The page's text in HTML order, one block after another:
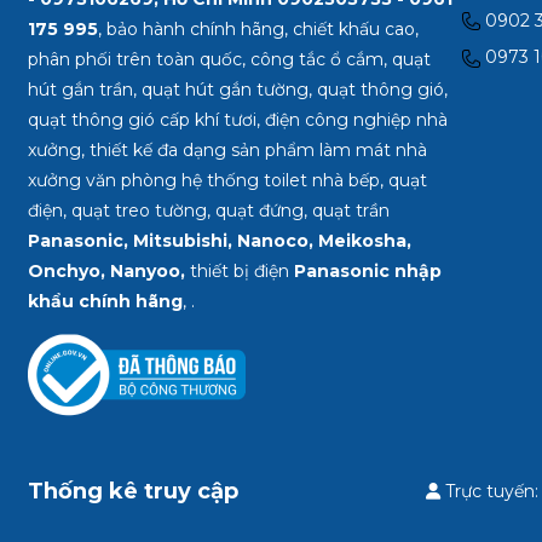
175 995, bảo hành chính hãng, chiết khấu cao,
phân phối trên toàn quốc, công tắc ổ cắm, quạt
hút gắn trần, quạt hút gắn tường, quạt thông gió,
quạt thông gió cấp khí tươi, điện công nghiệp nhà
xưởng, thiết kế đa dạng sản phẩm làm mát nhà
xưởng văn phòng hệ thống toilet nhà bếp, quạt
điện, quạt treo tường, quạt đứng, quạt trần
Panasonic, Mitsubishi, Nanoco, Meikosha,
Onchyo, Nanyoo,thiết bị điện Panasonic nhập
khẩu chính hãng, .
0902
0973
Thống kê truy cập Trực tuyến: